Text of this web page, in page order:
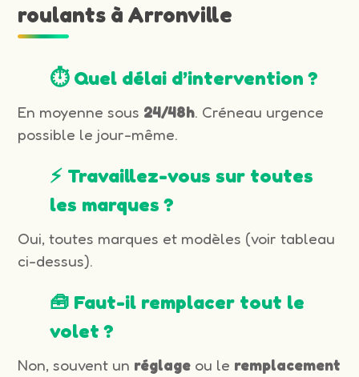
roulants à Arronville
⏱️ Quel délai d’intervention ?
En moyenne sous 24/48h. Créneau urgence
possible le jour-même.
⚡ Travaillez-vous sur toutes
les marques ?
Oui, toutes marques et modèles (voir tableau
ci-dessus).
🧰 Faut-il remplacer tout le
volet ?
Non, souvent un réglage ou le remplacement